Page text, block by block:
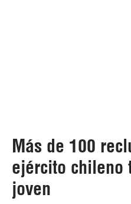
Más de 100
ejército chileno
joven